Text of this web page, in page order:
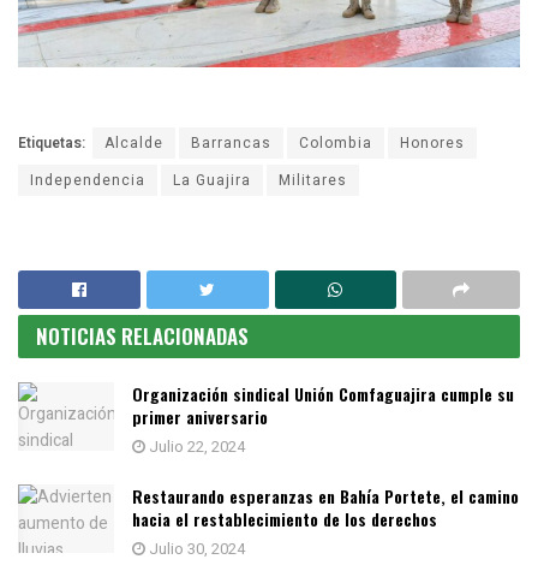
Etiquetas: Alcalde Barrancas Colombia
Honores
Independencia
La Guajira Militares
NOTICIAS RELACIONADAS
Organización sindical Unión Comfaguajira cumple su
primer aniversario
Julio 22, 2024
Restaurando esperanzas en Bahía Portete, el camino
hacia el restablecimiento de los derechos
Julio 30, 2024